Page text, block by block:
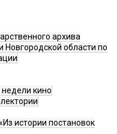
архива
Новгородской области по
кино
истории постановок